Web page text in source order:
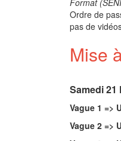
Ordre de
pas de
Mise
Samedi 21
Vague 1 =>
Vague 2 =>